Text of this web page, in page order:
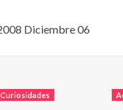
Diciembre 06
Curiosidades